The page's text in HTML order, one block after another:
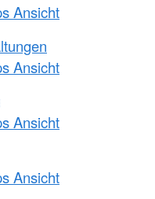
Ansicht
Ansicht
Ansicht
Ansicht